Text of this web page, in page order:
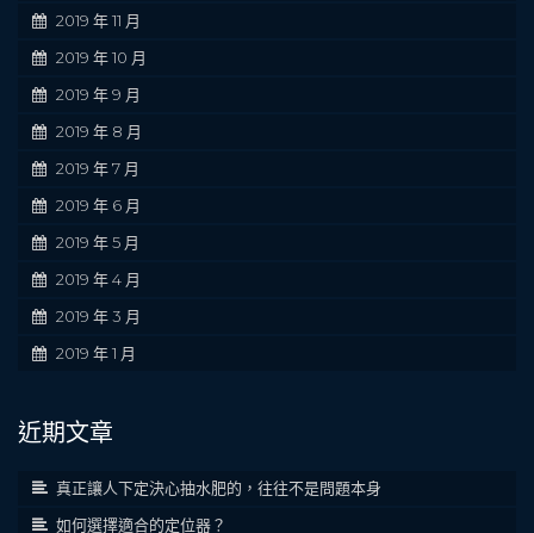
2019 年 11 月
2019 年 10 月
2019 年 9 月
2019 年 8 月
2019 年 7 月
2019 年 6 月
2019 年 5 月
2019 年 4 月
2019 年 3 月
2019 年 1 月
近期文章
真正讓人下定決心抽水肥的，往往不是問題本身
如何選擇適合的定位器？